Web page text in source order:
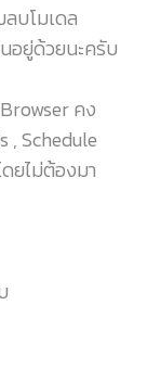
บโมเดล
อยู่ด้วยนะครับ
คง
, Schedule
ยไม่ต้องมา